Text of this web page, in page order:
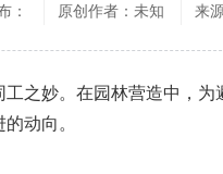
： 原创作者：未知 来
之妙。在园林营造中，
动向。